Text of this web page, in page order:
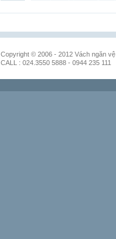
Copyright © 2006 - 2012 Vách ngăn vệ
CALL : 024.3550 5888 - 0944 235 111